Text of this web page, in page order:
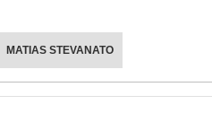
MATIAS STEVANATO